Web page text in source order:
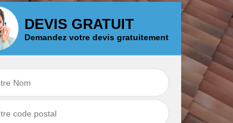
Traitement anti
Démoussage
nettoyage de tuile
44
DEVIS GRATUIT
Demandez votre devis gratuitement